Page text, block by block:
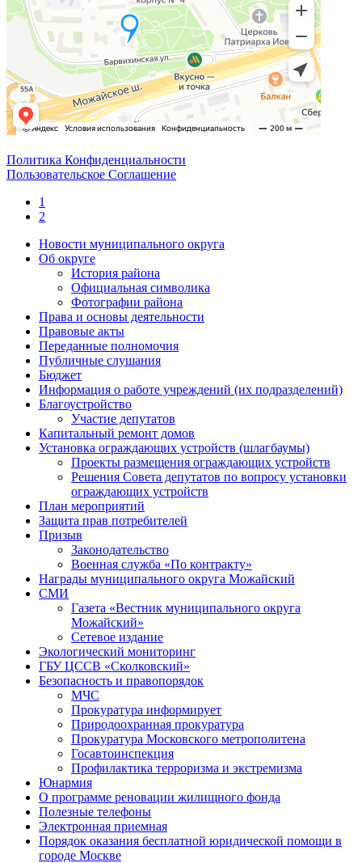
Политика Конфиденциальности
Пользовательское Соглашение
1
2
Новости муниципального округа
Об округе
История района
Официальная символика
Фотографии района
Права и основы деятельности
Правовые акты
Переданные полномочия
Публичные слушания
Бюджет
Информация о работе учреждений (их подразделений)
Благоустройство
Участие депутатов
Капитальный ремонт домов
Установка ограждающих устройств (шлагбаумы)
Проекты размещения ограждающих устройств
Решения Совета депутатов по вопросу установки
ограждающих устройств
План мероприятий
Защита прав потребителей
Призыв
Законодательство
Военная служба «По контракту»
Награды муниципального округа Можайский
СМИ
Газета «Вестник муниципального округа
Можайский»
Сетевое издание
Экологический мониторинг
ГБУ ЦССВ «Сколковский»
Безопасность и правопорядок
МЧС
Прокуратура информирует
Природоохранная прокуратура
Прокуратура Московского метрополитена
Госавтоинспекция
Профилактика терроризма и экстремизма
Юнармия
О программе реновации жилищного фонда
Полезные телефоны
Электронная приемная
Порядок оказания бесплатной юридической помощи в
городе Москве